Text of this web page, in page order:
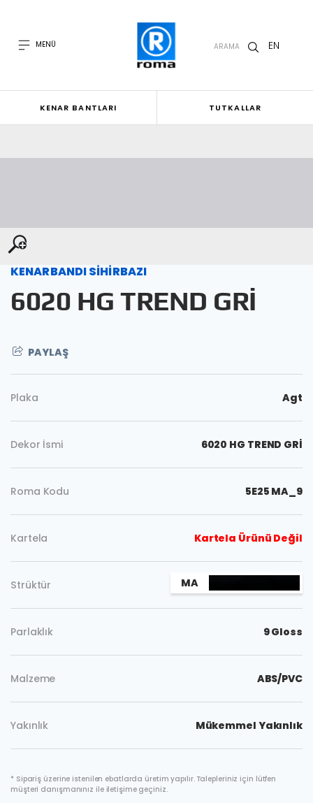
MENÜ ARAMA EN
KENAR BANTLARI TUTKALLAR
KENARBANDI SİHİRBAZI
6020 HG TREND GRİ
PAYLAŞ
Plaka Agt
Dekor İsmi 6020 HG TREND GRİ
Roma Kodu 5E25 MA_9
Kartela Kartela Ürünü Değil
Strüktür MA
Parlaklık 9 Gloss
Malzeme ABS/PVC
Yakınlık Mükemmel Yakınlık
* Sipariş üzerine istenilen ebatlarda üretim yapılır. Talepleriniz için lütfen
müşteri danışmanınız ile iletişime geçiniz.
Kopyala